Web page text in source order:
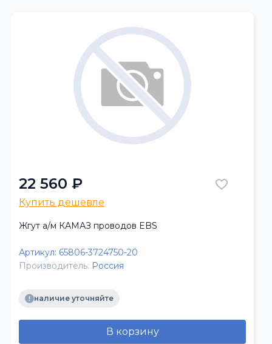
22 560 ₽
Купить дешевле
Жгут а/м КАМАЗ проводов EBS
Артикул: 65806-3724750-20
Производитель: Россия
наличие уточняйте
В корзину